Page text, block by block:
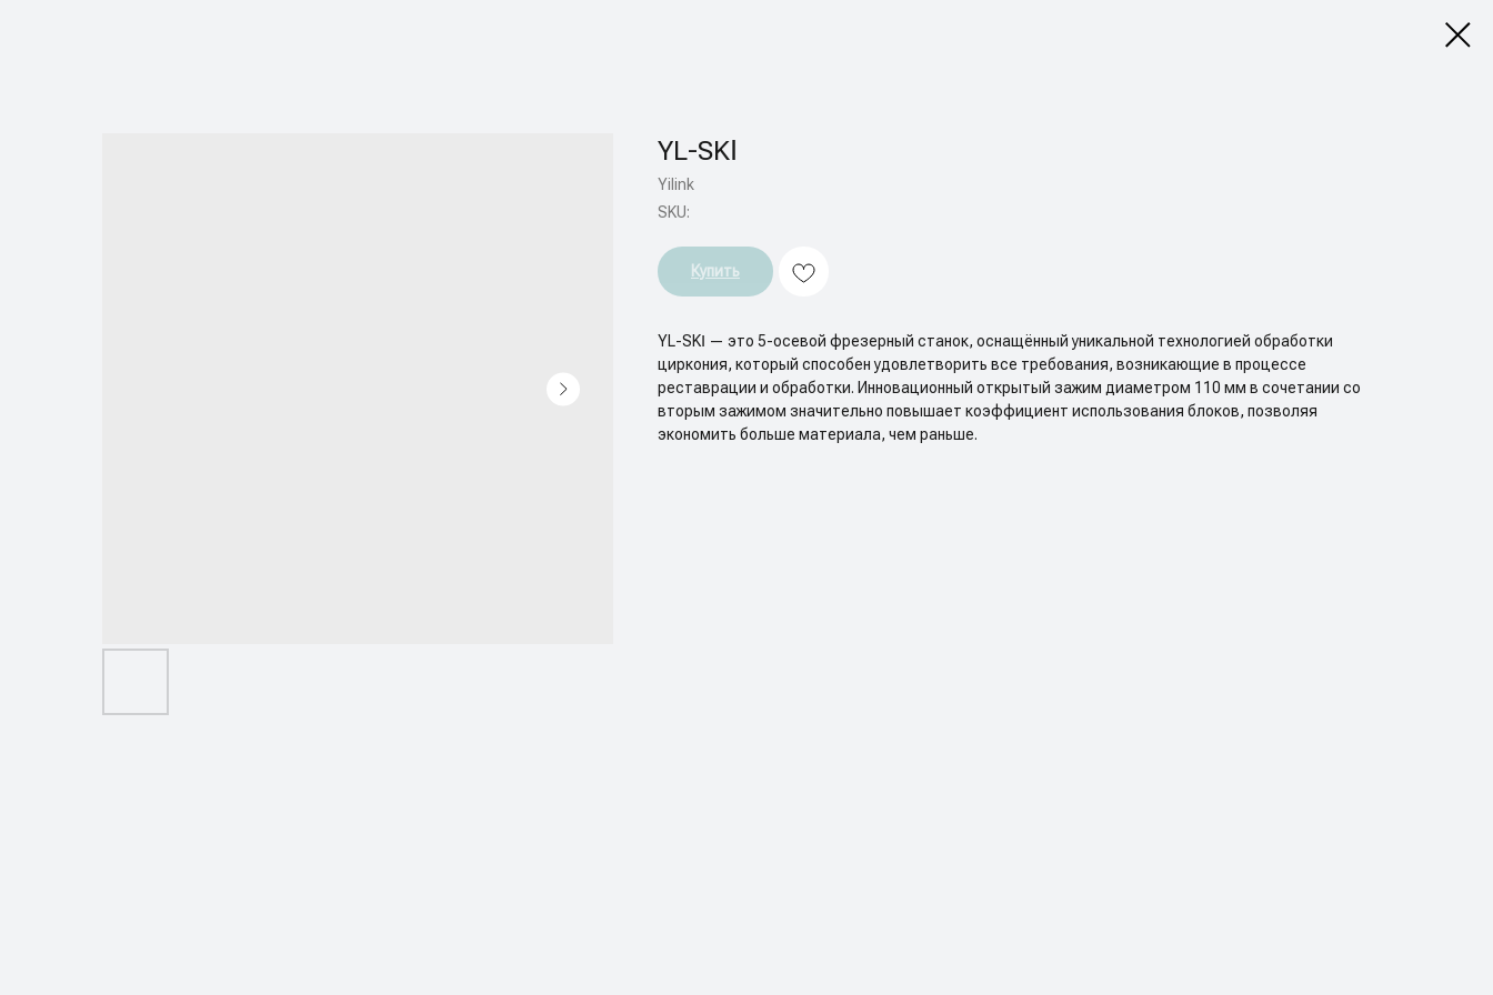
YL-SKⅠ
Yilink
SKU:
Купить
YL-SKⅠ — это 5-осевой фрезерный станок, оснащённый уникальной технологией обработки
циркония, который способен удовлетворить все требования, возникающие в процессе
реставрации и обработки. Инновационный открытый зажим диаметром 110 мм в сочетании со
вторым зажимом значительно повышает коэффициент использования блоков, позволяя
экономить больше материала, чем раньше.